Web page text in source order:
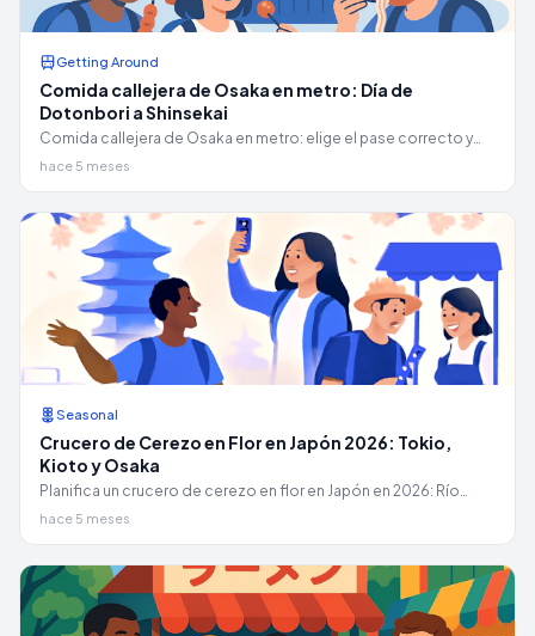
Getting Around
Comida callejera de Osaka en metro: Día de
Dotonbori a Shinsekai
Comida callejera de Osaka en metro: elige el pase correcto y
sigue las salidas exactas hacia el Castillo de Osaka, Dotonbori,
el Mercado Kuromon y Shinsekai.
hace 5 meses
Seasonal
Crucero de Cerezo en Flor en Japón 2026: Tokio,
Kioto y Osaka
Planifica un crucero de cerezo en flor en Japón en 2026: Río
Meguro, reservas de botes en Chidorigafuchi y cruceros por los
canales de Osaka/Kioto con fechas y costes.
hace 5 meses